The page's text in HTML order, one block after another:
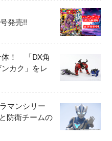
発売!!
体！ 「DX角
カク」をレ
マンシリー
防衛チームの